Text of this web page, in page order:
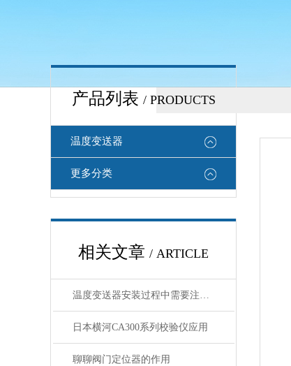
产品列表 / PRODUCTS
温度变送器
更多分类
相关文章 / ARTICLE
温度变送器安装过程中需要注意哪些细节
日本横河CA300系列校验仪应用
聊聊阀门定位器的作用